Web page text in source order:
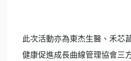
此次活動亦為東杰生醫、禾芯
健康促進成長曲線管理協會三